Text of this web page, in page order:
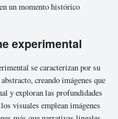
un momento histórico
experimental
se caracterizan por su
creando imágenes que
y exploran las profundidades
visuales emplean imágenes